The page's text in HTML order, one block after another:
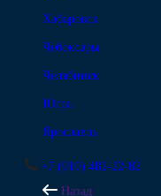
Хабаровск
Чебоксары
Челябинск
Югра
Ярославль
+7 (910) 482-22-82
Назад